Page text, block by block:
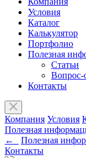
Условия
Каталог
Калькулятор
Портфолио
Полезная
Статьи
Вопрос-
Контакты
Компания Условия
Полезная
←
Полезная
Контакты